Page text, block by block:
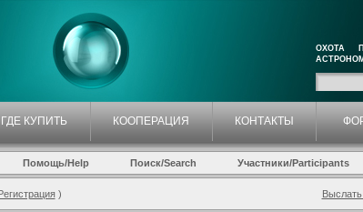
ОХОТА
ГДЕ КУПИТЬ КООПЕРАЦИЯ КОНТАКТЫ
Помощь/Help Поиск/Search Участники/Participants
)